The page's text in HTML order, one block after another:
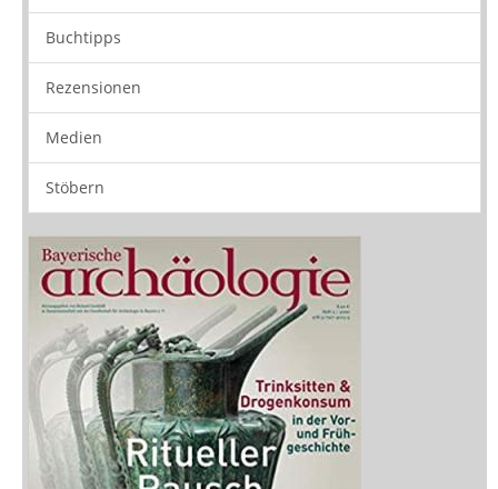
Buchtipps
Rezensionen
Medien
Stöbern